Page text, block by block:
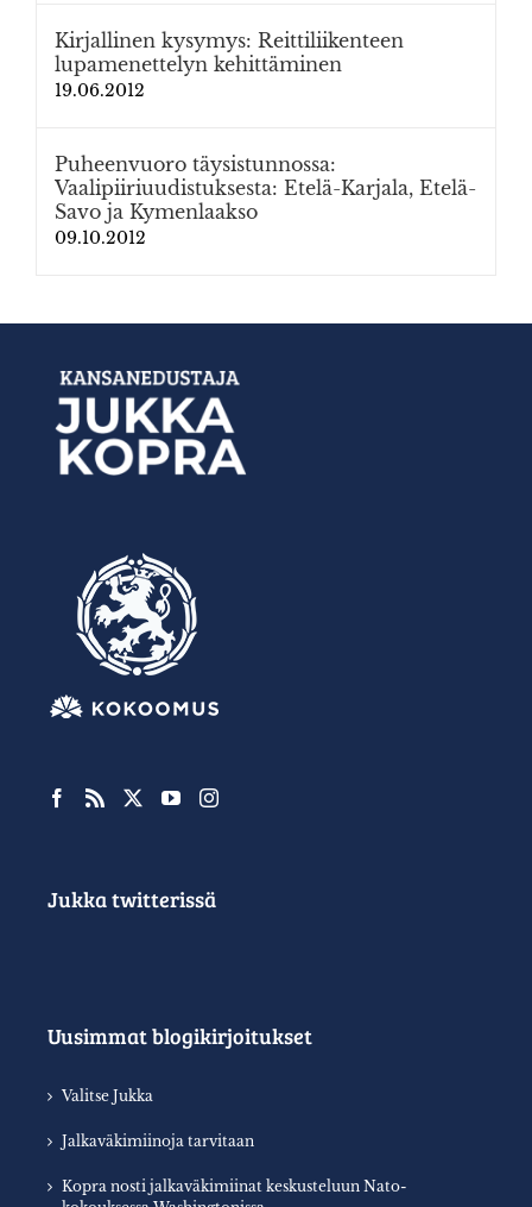
Kirjallinen kysymys: Reittiliikenteen
lupamenettelyn kehittäminen
19.06.2012
Puheenvuoro täysistunnossa:
Vaalipiiriuudistuksesta: Etelä-Karjala, Etelä-
Savo ja Kymenlaakso
09.10.2012
Jukka twitterissä
Uusimmat blogikirjoitukset
Valitse Jukka
Jalkaväkimiinoja tarvitaan
Kopra nosti jalkaväkimiinat keskusteluun Nato-